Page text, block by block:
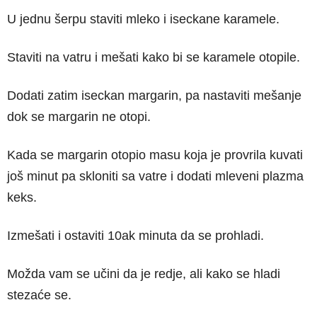
U jednu šerpu staviti mleko i iseckane karamele.
Staviti na vatru i mešati kako bi se karamele otopile.
Dodati zatim iseckan margarin, pa nastaviti mešanje
dok se margarin ne otopi.
Kada se margarin otopio masu koja je provrila kuvati
još minut pa skloniti sa vatre i dodati mleveni plazma
keks.
Izmešati i ostaviti 10ak minuta da se prohladi.
Možda vam se učini da je redje, ali kako se hladi
stezaće se.